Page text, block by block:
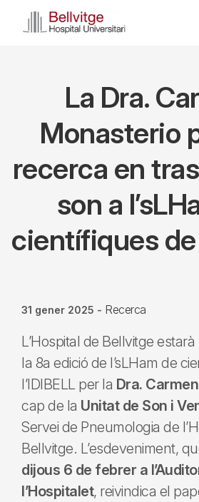
La Dra.
Monasterio
recerca en
son a
científiques de
31 gener 2025 - Recerca
L’Hospital de Bellvitge
la 8a edició de l’sLHam de
l’IDIBELL per la Dra.
cap de la Unitat de Son i
Servei de Pneumologia de
Bellvitge. L’esdeveniment,
dijous 6 de febrer a
l’Hospitalet, reivindica el